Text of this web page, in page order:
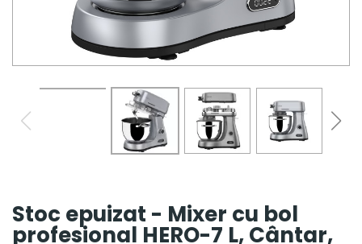
Stoc epuizat - Mixer cu bol
profesional HERO-7 L, Cântar,